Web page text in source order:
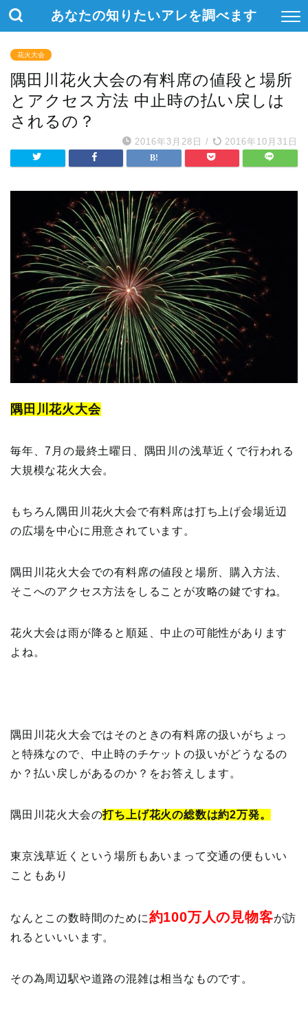
あなたの知りたいアレを調べます
花火大会
隅田川花火大会の有料席の値段と場所
とアクセス方法 中止時の払い戻しは
されるの？
2016年3月28日 / 2016年10月31日
隅田川花火大会
毎年、7月の最終土曜日、隅田川の浅草近くで行われる
大規模な花火大会。
もちろん隅田川花火大会で有料席は打ち上げ会場近辺
の広場を中心に用意されています。
隅田川花火大会での有料席の値段と場所、購入方法、
そこへのアクセス方法をしることが攻略の鍵ですね。
花火大会は雨が降ると順延、中止の可能性があります
よね。
隅田川花火大会ではそのときの有料席の扱いがちょっ
と特殊なので、中止時のチケットの扱いがどうなるの
か？払い戻しがあるのか？をお答えします。
隅田川花火大会の打ち上げ花火の総数は約2万発。
東京浅草近くという場所もあいまって交通の便もいい
こともあり
なんとこの数時間のために約100万人の見物客が訪
れるといいいます。
その為周辺駅や道路の混雑は相当なものです。